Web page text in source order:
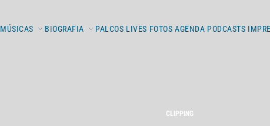
MÚSICAS BIOGRAFIA PALCOS LIVES FOTOS AGENDA PODCASTS
CLIPPING